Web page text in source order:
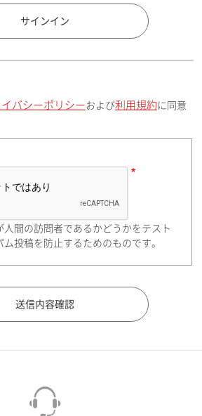
住所検索
サインイン
イバシーポリシー および利用規約 に同意
人間の訪問者であるかどうかをテスト
投稿を防止するためのものです。